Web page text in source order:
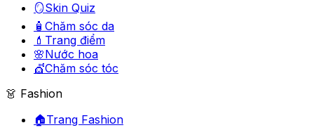
🪞Skin Quiz
🧴 Chăm sóc da
💄 Trang điểm
🌸Nước hoa
💇Chăm sóc tóc
👗 Fashion
🏠Trang Fashion